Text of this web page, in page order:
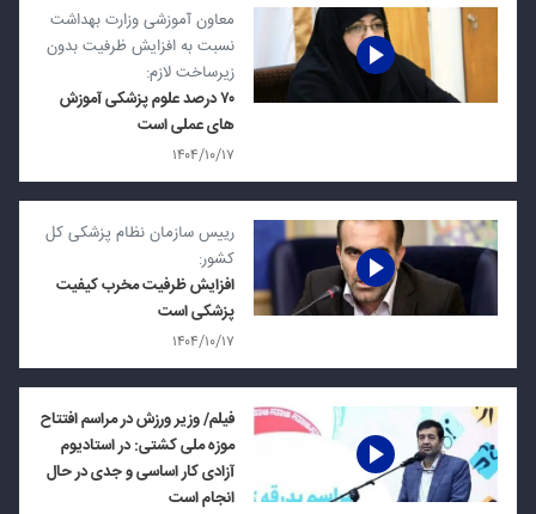
معاون آموزشی وزارت بهداشت
نسبت به افزایش ظرفیت بدون
زیرساخت لازم:
۷۰ درصد علوم پزشکی آموزش
های عملی است
۱۴۰۴/۱۰/۱۷
رییس سازمان نظام پزشکی کل
کشور:
افزایش ظرفیت مخرب کیفیت
پزشکی است
۱۴۰۴/۱۰/۱۷
فیلم/ وزیر ورزش در مراسم افتتاح
موزه ملی کشتی: در استادیوم
آزادی کار اساسی و جدی در حال
انجام است